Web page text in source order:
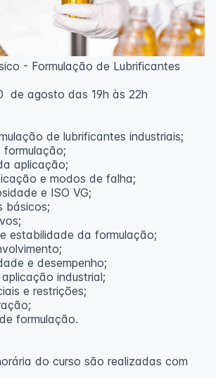
- Formulação de Lubrificantes
de agosto das 19h às 22h
de lubrificantes industriais;
formulação;
aplicação;
e modos de falha;
e ISO VG;
básicos;
estabilidade da formulação;
e desempenho;
industrial;
e restrições;
formulação.
do curso são realizadas com